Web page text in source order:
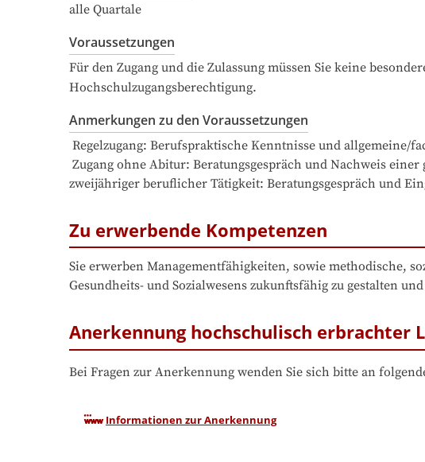
alle Quartale
Voraussetzungen
Für den Zugang und die Zulassung müssen Sie keine
Hochschulzugangsberechtigung.
Anmerkungen zu den Voraussetzungen
 Regelzugang: Berufspraktische Kenntnisse und
 Zugang ohne Abitur: Beratungsgespräch und Nachweis
zweijähriger beruflicher Tätigkeit: Beratungsgespräch und
Zu erwerbende Kompetenzen
Sie erwerben Managementfähigkeiten, sowie methodische,
Gesundheits- und Sozialwesens zukunftsfähig zu gestalten
Anerkennung hochschulisch erbrachter
Bei Fragen zur Anerkennung wenden Sie sich bitte an
Informationen zur Anerkennung